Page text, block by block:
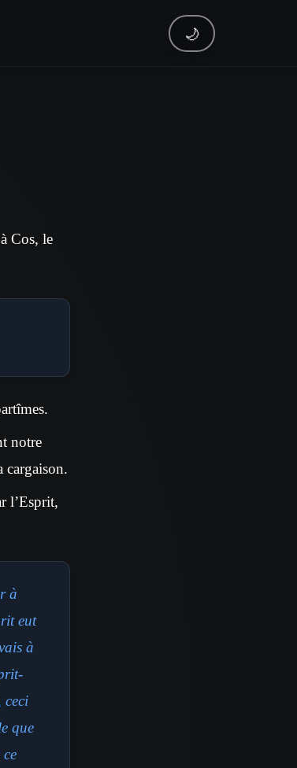
🌙
Cos, le
notre
cargaison.
l’Esprit,
à
eut
à
ceci
que